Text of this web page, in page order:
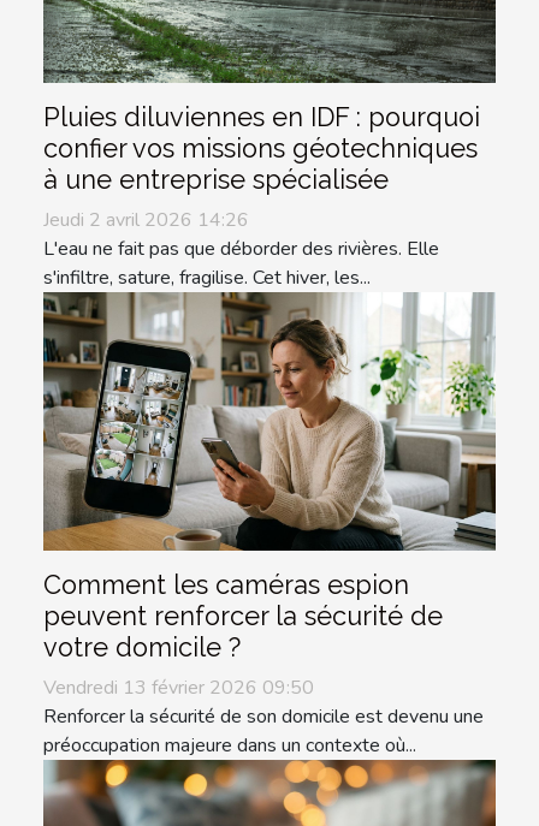
Pluies diluviennes en IDF : pourquoi
confier vos missions géotechniques
à une entreprise spécialisée
Jeudi 2 avril 2026 14:26
L'eau ne fait pas que déborder des rivières. Elle
s'infiltre, sature, fragilise. Cet hiver, les...
Comment les caméras espion
peuvent renforcer la sécurité de
votre domicile ?
Vendredi 13 février 2026 09:50
Renforcer la sécurité de son domicile est devenu une
préoccupation majeure dans un contexte où...